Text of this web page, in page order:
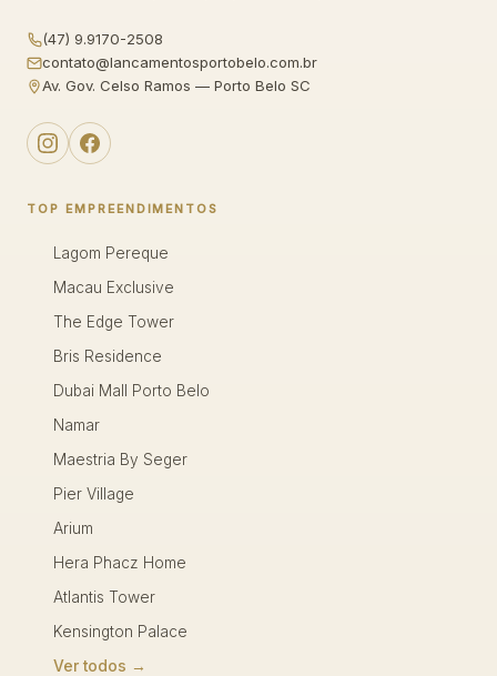
(47) 9.9170-2508
contato@lancamentosportobelo.com.br
Av. Gov. Celso Ramos — Porto Belo SC
TOP EMPREENDIMENTOS
Lagom Pereque
Macau Exclusive
The Edge Tower
Bris Residence
Dubai Mall Porto Belo
Namar
Maestria By Seger
Pier Village
Arium
Hera Phacz Home
Atlantis Tower
Kensington Palace
Ver todos →